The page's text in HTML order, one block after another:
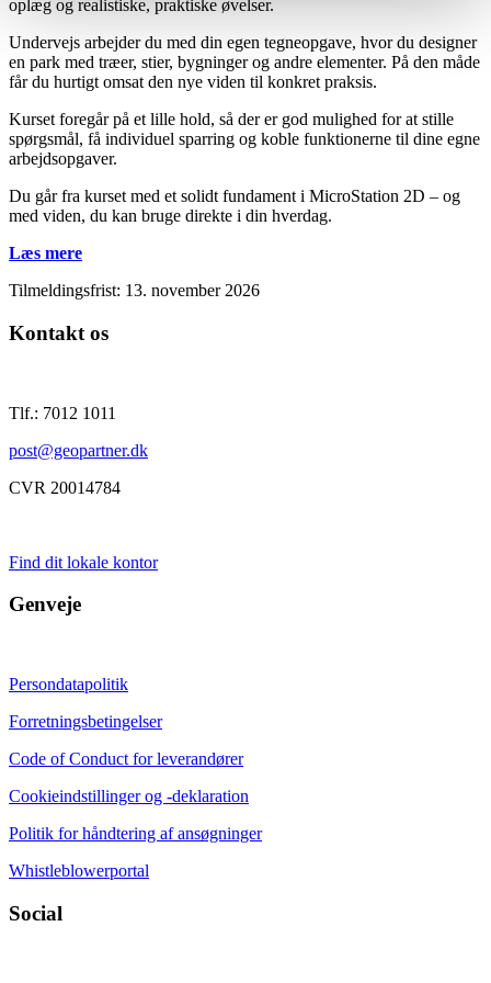
oplæg og realistiske, praktiske øvelser.
Undervejs arbejder du med din egen tegneopgave, hvor du designer
en park med træer, stier, bygninger og andre elementer. På den måde
får du hurtigt omsat den nye viden til konkret praksis.
Kurset foregår på et lille hold, så der er god mulighed for at stille
spørgsmål, få individuel sparring og koble funktionerne til dine egne
arbejdsopgaver.
Du går fra kurset med et solidt fundament i MicroStation 2D – og
med viden, du kan bruge direkte i din hverdag.
Læs mere
Tilmeldingsfrist: 13. november 2026
Kontakt os
Tlf.: 7012 1011
post@geopartner.dk
CVR 20014784
Find dit lokale kontor
Genveje
Persondatapolitik
Forretningsbetingelser
Code of Conduct for leverandører
Cookieindstillinger og -deklaration
Politik for håndtering af ansøgninger
Whistleblowerportal
Social